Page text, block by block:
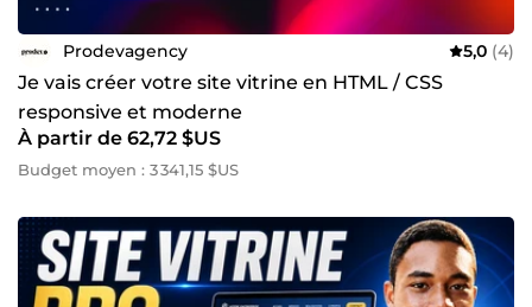
Prodevagency 5,0 (4)
Je vais créer votre site vitrine en HTML / CSS
responsive et moderne
À partir de 62,72 $US
Budget moyen : 3 341,15 $US